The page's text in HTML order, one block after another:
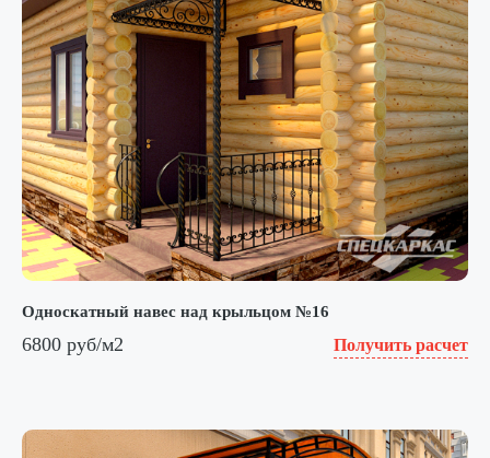
Односкатный навес над крыльцом №16
6800 руб/м2 Получить расчет